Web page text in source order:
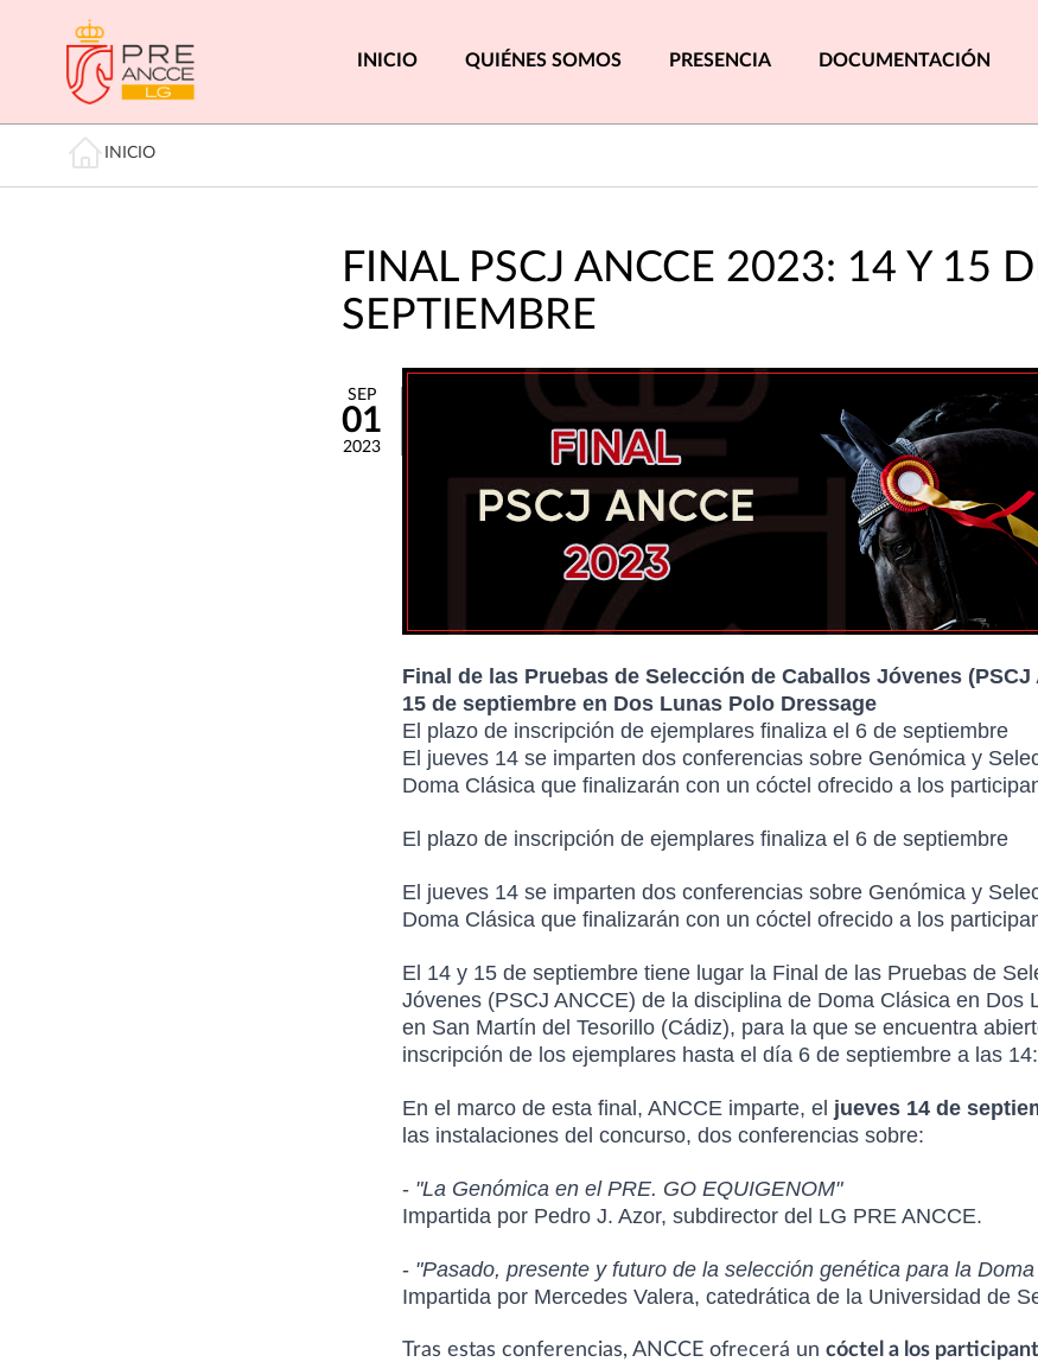
contenido
principal
Menú principal
INICIO QUIÉNES SOMOS PRESENCIA DOCUMENTACIÓN
Miga de pan
INICIO
FINAL PSCJ ANCCE 2023: 14 Y 15
SEPTIEMBRE
SEP
01
2023
Final de las Pruebas de Selección de Caballos Jóvenes (PSCJ
15 de septiembre en Dos Lunas Polo Dressage
El plazo de inscripción de ejemplares finaliza el 6 de septiembre
El jueves 14 se imparten dos conferencias sobre Genómica y
Doma Clásica que finalizarán con un cóctel ofrecido a los
El plazo de inscripción de ejemplares finaliza el 6 de septiembre
El jueves 14 se imparten dos conferencias sobre Genómica y
Doma Clásica que finalizarán con un cóctel ofrecido a los
El 14 y 15 de septiembre tiene lugar la Final de las Pruebas de
Jóvenes (PSCJ ANCCE) de la disciplina de Doma Clásica en Dos
en San Martín del Tesorillo (Cádiz), para la que se encuentra
inscripción de los ejemplares hasta el día 6 de septiembre a las
En el marco de esta final, ANCCE imparte, el jueves 14 de
las instalaciones del concurso, dos conferencias sobre:
- "La Genómica en el PRE. GO EQUIGENOM"
Impartida por Pedro J. Azor, subdirector del LG PRE ANCCE.
- "Pasado, presente y futuro de la selección genética para la
Impartida por Mercedes Valera, catedrática de la Universidad de
Tras estas conferencias, ANCCE ofrecerá un cóctel a los